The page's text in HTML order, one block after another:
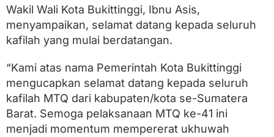
a
P
e
r
a
n
g
a
B
Wakil Wali Kota Bukittinggi, Ibnu Asis,
menyampaikan, selamat datang kepada seluruh
kafilah yang mulai berdatangan.
“Kami atas nama Pemerintah Kota Bukittinggi
mengucapkan selamat datang kepada seluruh
kafilah MTQ dari kabupaten/kota se-Sumatera
Barat. Semoga pelaksanaan MTQ ke-41 ini
menjadi momentum mempererat ukhuwah